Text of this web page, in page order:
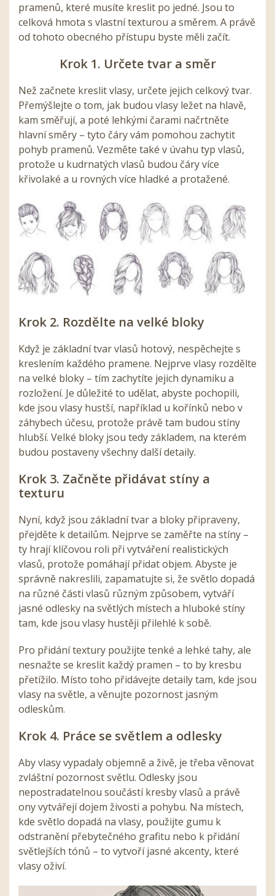
pramenů, které musíte kreslit po jedné. Jsou to
celková hmota s vlastní texturou a směrem. A právě
od tohoto obecného přístupu byste měli začít.
Krok 1. Určete tvar a směr
Než začnete kreslit vlasy, určete jejich celkový tvar.
Přemýšlejte o tom, jak budou vlasy ležet na hlavě,
kam směřují, a poté lehkými čarami načrtněte
hlavní směry – tyto čáry vám pomohou zachytit
pohyb pramenů. Vezměte také v úvahu typ vlasů,
protože u kudrnatých vlasů budou čáry více
křivolaké a u rovných více hladké a protažené.
Krok 2. Rozdělte na velké bloky
Když je základní tvar vlasů hotový, nespěchejte s
kreslením každého pramene. Nejprve vlasy rozdělte
na velké bloky – tím zachytíte jejich dynamiku a
rozložení. Je důležité to udělat, abyste pochopili,
kde jsou vlasy hustší, například u kořínků nebo v
záhybech účesu, protože právě tam budou stíny
hlubší. Velké bloky jsou tedy základem, na kterém
budou postaveny všechny další detaily.
Krok 3. Začněte přidávat stíny a
texturu
Nyní, když jsou základní tvar a bloky připraveny,
přejděte k detailům. Nejprve se zaměřte na stíny –
ty hrají klíčovou roli při vytváření realistických
vlasů, protože pomáhají přidat objem. Abyste je
správně nakreslili, zapamatujte si, že světlo dopadá
na různé části vlasů různým způsobem, vytváří
jasné odlesky na světlých místech a hluboké stíny
tam, kde jsou vlasy hustěji přilehlé k sobě.
Pro přidání textury použijte tenké a lehké tahy, ale
nesnažte se kreslit každý pramen – to by kresbu
přetížilo. Místo toho přidávejte detaily tam, kde jsou
vlasy na světle, a věnujte pozornost jasným
odleskům.
Krok 4. Práce se světlem a odlesky
Aby vlasy vypadaly objemně a živě, je třeba věnovat
zvláštní pozornost světlu. Odlesky jsou
nepostradatelnou součástí kresby vlasů a právě
ony vytvářejí dojem živosti a pohybu. Na místech,
kde světlo dopadá na vlasy, použijte gumu k
odstranění přebytečného grafitu nebo k přidání
světlejších tónů – to vytvoří jasné akcenty, které
vlasy oživí.